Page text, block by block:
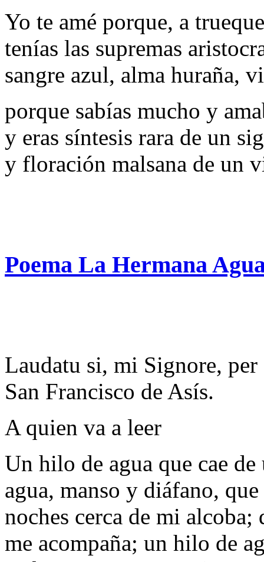
Yo te amé porque, a
tenías las supremas
sangre azul, alma huraña,
porque sabías mucho y
y eras síntesis rara de un
y floración malsana de un
Poema La Hermana
Laudatu si, mi Signore,
San Francisco de Asís.
A quien va a leer
Un hilo de agua que cae
agua, manso y diáfano,
noches cerca de mi
me acompaña; un hilo de